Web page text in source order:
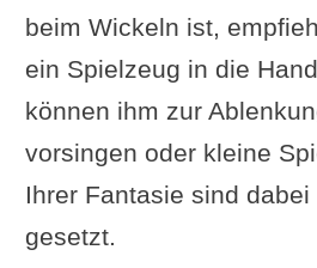
beim Wickeln ist,
ein Spielzeug in die
können ihm zur
vorsingen oder kleine
Ihrer Fantasie sind
gesetzt.